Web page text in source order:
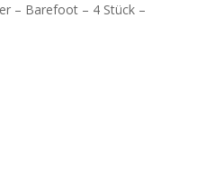
– Barefoot – 4 Stück –